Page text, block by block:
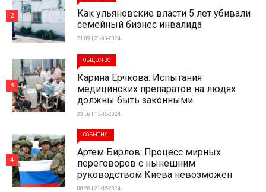
Как ульяновские власти 5 лет убивали
семейный бизнес инвалида
21:09 | 21-03-2024
2
ОБЩЕСТВО
Карина Ерчкова: Испытания
медицинских препаратов на людях
должны быть законными
23:56 | 15-05-2024
3
СОБЫТИЯ
Артем Бирлов: Процесс мирных
переговоров с нынешним
руководством Киева невозможен
00:28 | 21-05-2024
4